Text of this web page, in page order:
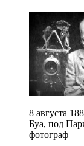
8 августа
Буа, под
фотограф